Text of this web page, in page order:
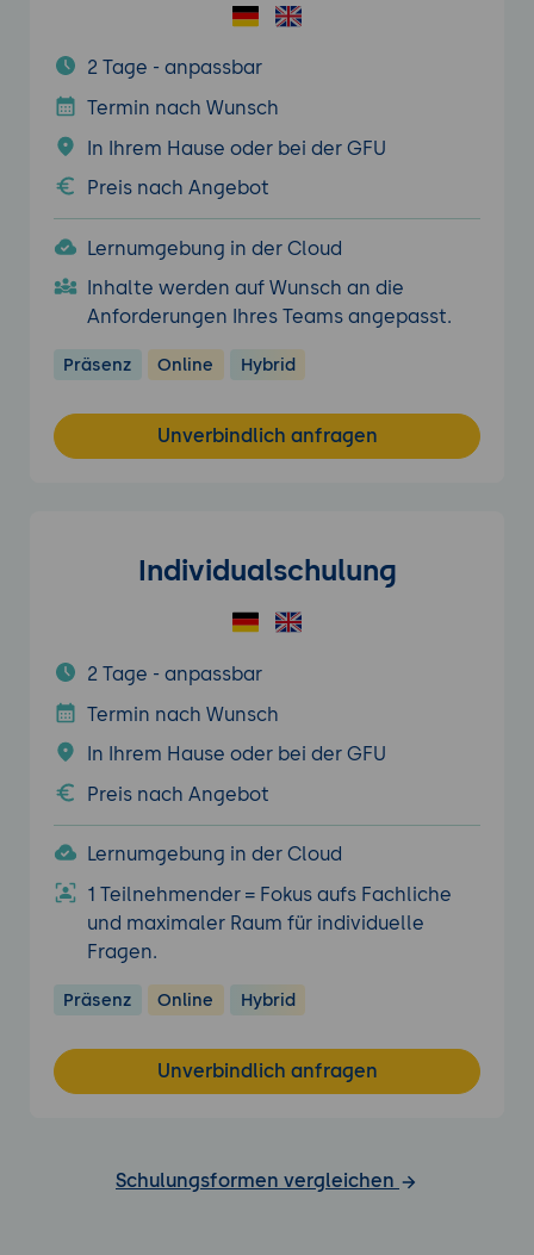
2 Tage - anpassbar
Termin nach Wunsch
In Ihrem Hause oder bei der GFU
Preis nach Angebot
Lernumgebung in der Cloud
Inhalte werden auf Wunsch an die
Anforderungen Ihres Teams angepasst.
Präsenz Online Hybrid
Unverbindlich anfragen
Individualschulung
2 Tage - anpassbar
Termin nach Wunsch
In Ihrem Hause oder bei der GFU
Preis nach Angebot
Lernumgebung in der Cloud
1 Teilnehmender = Fokus aufs Fachliche
und maximaler Raum für individuelle
Fragen.
Präsenz Online Hybrid
Unverbindlich anfragen
Schulungsformen vergleichen